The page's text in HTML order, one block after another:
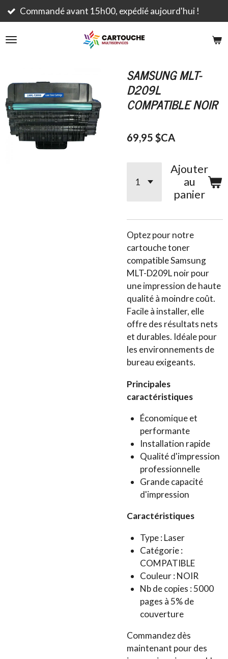
Passer
au
contenu
! Livraison rapide et gratuite dès
SAMSUNG MLT-
D209L
COMPATIBLE NOIR
69,95 $CA
Ajouter
au
panier
Optez pour notre
cartouche toner
compatible Samsung
MLT-D209L noir pour
une impression de haute
qualité à moindre coût.
Facile à installer, elle
offre des résultats nets
et durables. Idéale pour
les environnements de
bureau exigeants.
Principales
caractéristiques
Économique et
performante
Installation rapide
Qualité d'impression
professionnelle
Grande capacité
d'impression
Caractéristiques
Type : Laser
Catégorie :
COMPATIBLE
Couleur : NOIR
Nb de copies : 5000
pages à 5% de
couverture
Commandez dès
maintenant pour des